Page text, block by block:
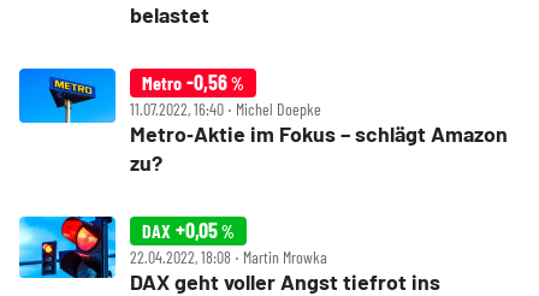
belastet
Metro -0,56%
11.07.2022, 16:40 ‧ Michel Doepke
Metro‑Aktie im Fokus – schlägt Amazon
zu?
DAX +0,05%
22.04.2022, 18:08 ‧ Martin Mrowka
DAX geht voller Angst tiefrot ins